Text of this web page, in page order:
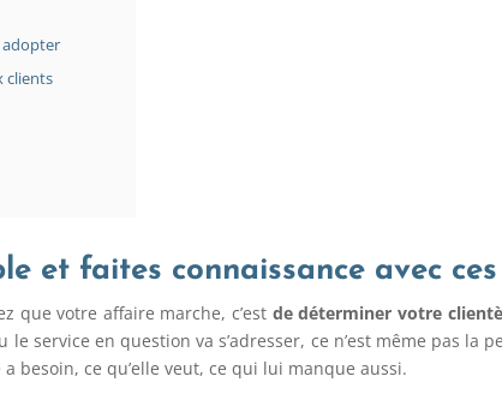
adopter
clients
et faites connaissance avec
que votre affaire marche, c’est de déterminer votre
service en question va s’adresser, ce n’est même pas la
besoin, ce qu’elle veut, ce qui lui manque aussi.